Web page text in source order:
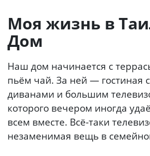
Моя жизнь в
Дом
Наш дом начинается с
пьём чай. За ней — гостиная
диванами и большим
которого вечером иногда
всем вместе. Всё-таки
незаменимая вещь в